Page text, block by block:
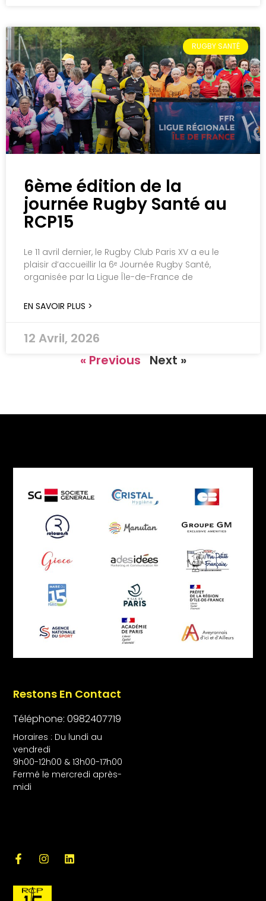
RUGBY SANTÉ
6ème édition de la
journée Rugby Santé au
RCP15
Le 11 avril dernier, le Rugby Club Paris XV a eu le
plaisir d’accueillir la 6ᵉ Journée Rugby Santé,
organisée par la Ligue Île-de-France de
EN SAVOIR PLUS >
12 Avril, 2026
« Previous
Next »
Restons En Contact
Téléphone: 0982407719
Horaires : Du lundi au
vendredi
9h00-12h00 & 13h00-17h00
Fermé le mercredi après-
midi